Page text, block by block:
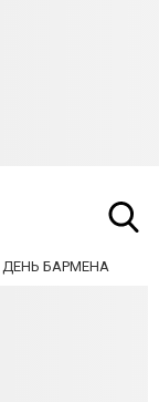
- ДЕНЬ БАРМЕНА